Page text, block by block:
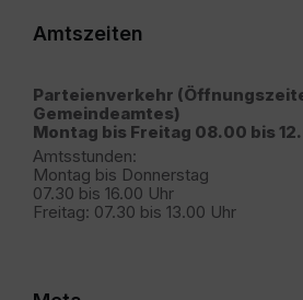
Amtszeiten
Parteienverkehr
Gemeindeamtes)
Montag bis Freitag 08.00 bis
Amtsstunden:
Montag bis Donnerstag
07.30 bis 16.00 Uhr
Freitag: 07.30 bis 13.00 Uhr